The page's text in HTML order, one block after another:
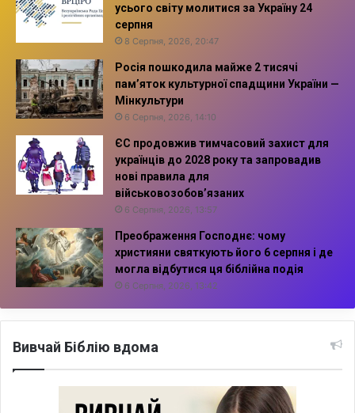
усього світу молитися за Україну 24
серпня
8 Серпня, 2026, 20:47
Росія пошкодила майже 2 тисячі
пам’яток культурної спадщини України —
Мінкультури
6 Серпня, 2026, 14:10
ЄС продовжив тимчасовий захист для
українців до 2028 року та запровадив
нові правила для
військовозобов’язаних
6 Серпня, 2026, 13:57
Преображення Господнє: чому
християни святкують його 6 серпня і де
могла відбутися ця біблійна подія
6 Серпня, 2026, 13:42
Вивчай Біблію вдома